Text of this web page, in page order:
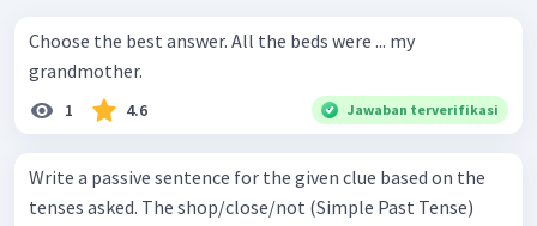
Choose the best answer. All the beds were ... my
grandmother.
1 4.6 Jawaban terverifikasi
Write a passive sentence for the given clue based on the
tenses asked. The shop/close/not (Simple Past Tense)